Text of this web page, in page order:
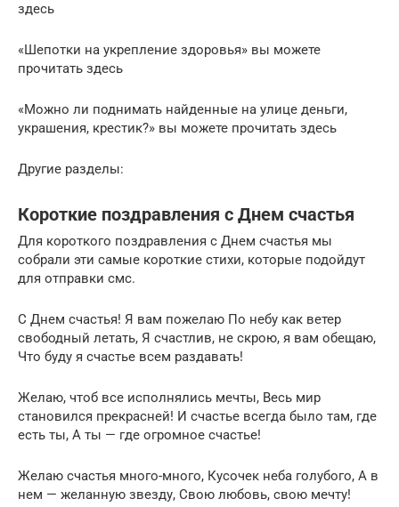
здесь
«Шепотки на укрепление здоровья» вы можете
прочитать здесь
«Можно ли поднимать найденные на улице деньги,
украшения, крестик?» вы можете прочитать здесь
Другие разделы:
Короткие поздравления с Днем счастья
Для короткого поздравления с Днем счастья мы
собрали эти самые короткие стихи, которые подойдут
для отправки смс.
С Днем счастья! Я вам пожелаю По небу как ветер
свободный летать, Я счастлив, не скрою, я вам обещаю,
Что буду я счастье всем раздавать!
Желaю, чтоб все исполнялись мечты, Весь мир
становился прекрасней! И счастье всегда было там, где
есть ты, А ты — где огромное счастье!
Желаю счастья много-много, Кусочек неба голубого, А в
нем — желанную звезду, Свою любовь, свою мечту!